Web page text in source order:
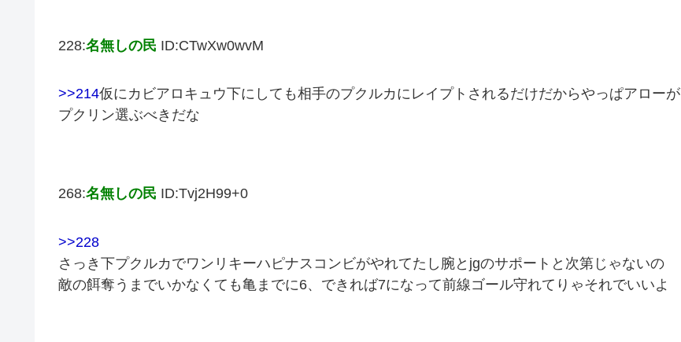
228:名無しの民 ID:CTwXw0wvM
>>214仮にカビアロキュウ下にしても相手のプクルカにレイプトされるだけだからやっぱアローが
プクリン選ぶべきだな
268:名無しの民 ID:Tvj2H99+0
>>228
さっき下プクルカでワンリキーハピナスコンビがやれてたし腕とjgのサポートと次第じゃないの
敵の餌奪うまでいかなくても亀までに6、できれば7になって前線ゴール守れてりゃそれでいいよ